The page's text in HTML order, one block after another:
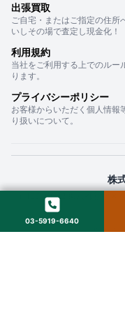
出張買取
ご自宅・またはご指定の住所
いしその場で査定し現金化！
利用規約
当社をご利用する上でのルー
ります。
プライバシーポリシー
お客様からいただく個人情報
り扱いについて。
株
〒160-0022 東京都新宿区
© 2025
03-5919-6640